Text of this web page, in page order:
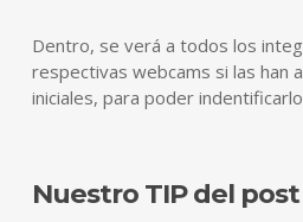
Dentro, se verá a todos los
respectivas webcams si las han
iniciales, para poder
Nuestro TIP del post